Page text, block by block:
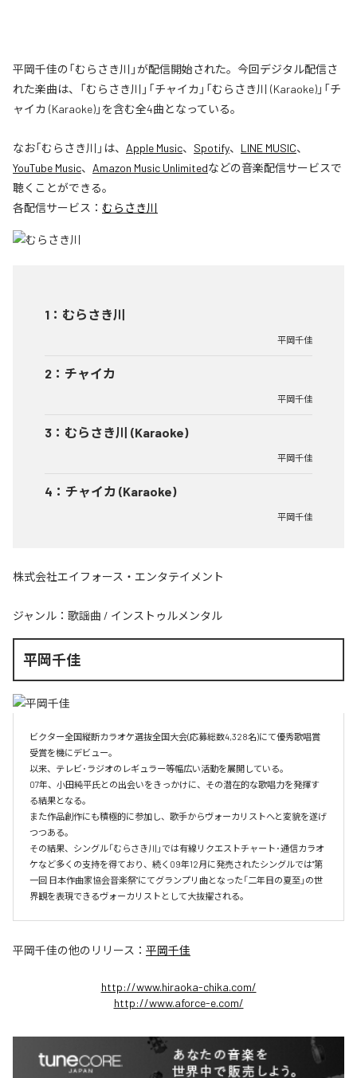
平岡千佳の「むらさき川」が配信開始された。今回デジタル配信さ
れた楽曲は、「むらさき川」「チャイカ」「むらさき川 (Karaoke)」「チ
ャイカ (Karaoke)」を含む全4曲となっている。
なお「むらさき川 」は、 Apple Music、 Spotify、 LINE MUSIC、
YouTube Music、 Amazon Music Unlimitedなどの音楽配信サービスで
聴くことができる。
各配信サービス： むらさき川
1 ： むらさき川
平岡千佳
2 ： チャイカ
平岡千佳
3 ： むらさき川 (Karaoke)
平岡千佳
4 ： チャイカ (Karaoke)
平岡千佳
株式会社エイフォース・エンタテイメント
ジャンル： 歌謡曲 / インストゥルメンタル
平岡千佳
ビクター全国縦断カラオケ選抜全国大会(応募総数4,328名)にて優秀歌唱賞
受賞を機にデビュー。
以来、テレビ･ラジオのレギュラー等幅広い活動を展開している。
07年、小田純平氏との出会いをきっかけに、その潜在的な歌唱力を発揮す
る結果となる。
また作品創作にも積極的に参加し、歌手からヴォーカリストへと変貌を遂げ
つつある。
その結果、シングル「むらさき川」では有線リクエストチャート･通信カラオ
ケなど多くの支持を得ており、続く09年12月に発売されたシングルでは"第
一回 日本作曲家協会音楽祭"にてグランプリ曲となった「二年目の夏至」の世
界観を表現できるヴォーカリストとして大抜擢される。
平岡千佳の他のリリース： 平岡千佳
http://www.hiraoka-chika.com/
http://www.aforce-e.com/